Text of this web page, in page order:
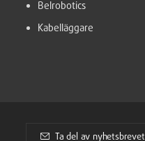
Belrobotics
Kabelläggare
Ta del av nyhetsbrevet